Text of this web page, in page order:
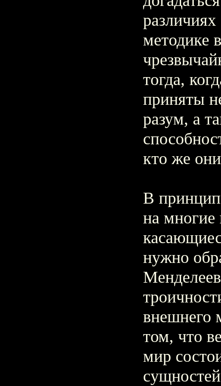
методике
тогда,
приняты
разум, а
кто же
В
на
нужно
внешнего
том, что
мир